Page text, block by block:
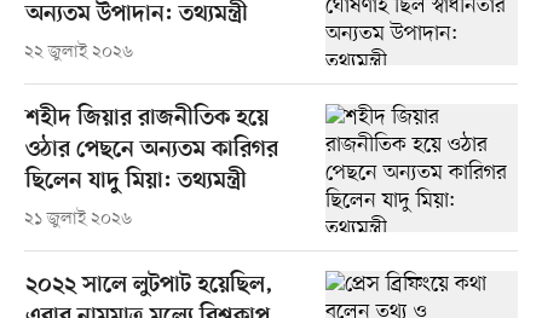
অন্যতম উপাদান: তথ্যমন্ত্রী
২২ জুলাই ২০২৬
শহীদ জিয়ার রাজনীতিক হয়ে
ওঠার পেছনে অন্যতম কারিগর
ছিলেন যাদু মিয়া: তথ্যমন্ত্রী
২১ জুলাই ২০২৬
২০২২ সালে লুটপাট হয়েছিল,